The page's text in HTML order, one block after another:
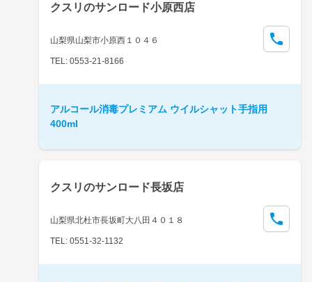
クスリのサンロード小原西店
山梨県山梨市小原西１０４６
TEL: 0553-21-8166
アルコール消毒プレミアム ウイルシャット手指用
400ml
クスリのサンロード長坂店
山梨県北杜市長坂町大八田４０１８
TEL: 0551-32-1132